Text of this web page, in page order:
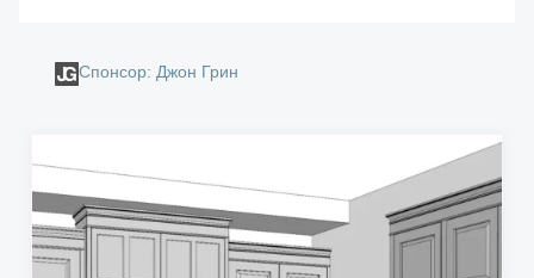
Спонсор: Джон Грин